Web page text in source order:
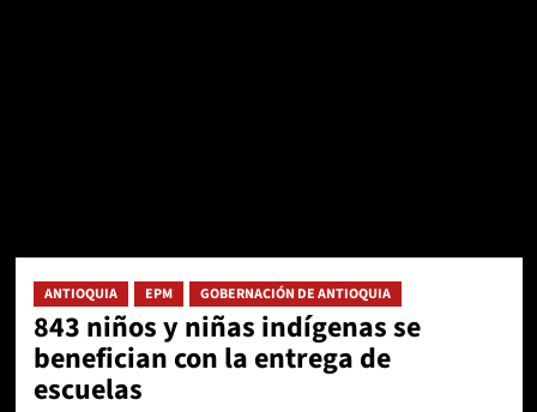
ANTIOQUIA EPM GOBERNACIÓN DE ANTIOQUIA
843 niños y niñas indígenas se
benefician con la entrega de
escuelas